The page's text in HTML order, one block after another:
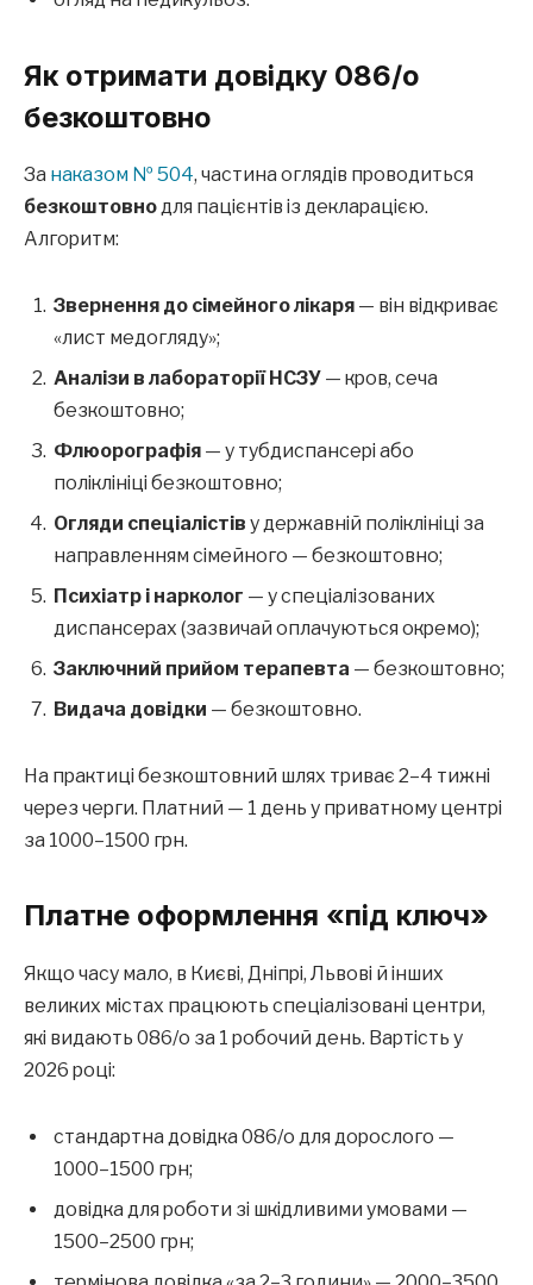
Як отримати довідку 086/о
безкоштовно
За наказом № 504, частина оглядів проводиться
безкоштовнодля пацієнтів із декларацією.
Алгоритм:
Звернення до сімейного лікаря — він відкриває
«лист медогляду»;
Аналізи в лабораторії НСЗУ — кров, сеча
безкоштовно;
Флюорографія — у тубдиспансері або
поліклініці безкоштовно;
Огляди спеціалістів у державній поліклініці за
направленням сімейного — безкоштовно;
Психіатр і нарколог — у спеціалізованих
диспансерах (зазвичай оплачуються окремо);
Заключний прийом терапевта — безкоштовно;
Видача довідки — безкоштовно.
На практиці безкоштовний шлях триває 2–4 тижні
через черги. Платний — 1 день у приватному центрі
за 1000–1500 грн.
Платне оформлення «під ключ»
Якщо часу мало, в Києві, Дніпрі, Львові й інших
великих містах працюють спеціалізовані центри,
які видають 086/о за 1 робочий день. Вартість у
2026 році:
стандартна довідка 086/о для дорослого —
1000–1500 грн;
довідка для роботи зі шкідливими умовами —
1500–2500 грн;